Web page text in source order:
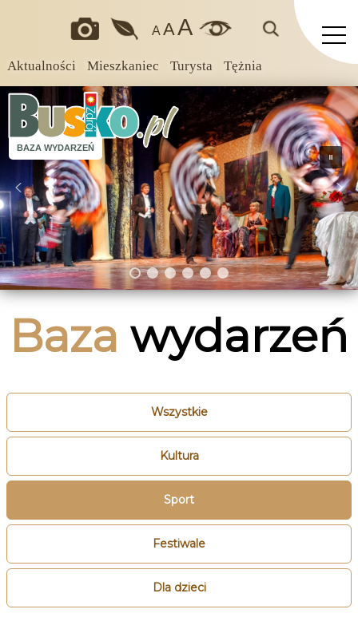
Aktualności Mieszkaniec Turysta Tężnia
A AA
BAZA WYDARZEŃ
Baza wydarzeń
Wszystkie
Kultura
Sport
Festiwale
Dla dzieci